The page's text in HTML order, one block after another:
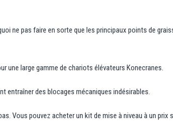
ne pas faire en sorte que les principaux points de
une large gamme de chariots élévateurs Konecranes.
entraîner des blocages mécaniques indésirables.
Vous pouvez acheter un kit de mise à niveau à un prix